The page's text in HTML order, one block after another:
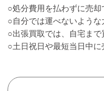
○処分費用を払わずに売却
○自分では運べないような
○出張買取では、自宅まで
○土日祝日や最短当日中に